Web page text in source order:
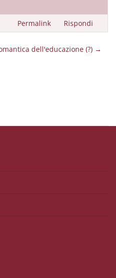
Permalink Rispondi
dell'educazione (?) →